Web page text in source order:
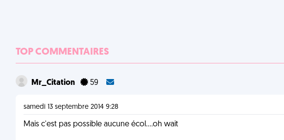
TOP COMMENTAIRES
Mr_Citation 59
samedi 13 septembre 2014 9:28
Mais c'est pas possible aucune écol....oh wait